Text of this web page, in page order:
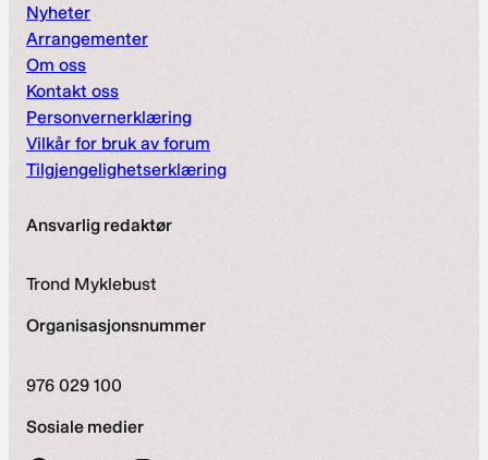
Nyheter
Arrangementer
Om oss
Kontakt oss
Personvernerklæring
Vilkår for bruk av forum
Tilgjengelighetserklæring
Ansvarlig redaktør
Trond Myklebust
Organisasjonsnummer
976 029 100
Sosiale medier